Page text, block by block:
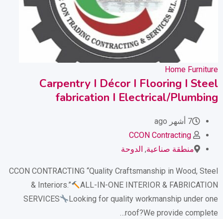
Home Furniture
Carpentry I Décor I Flooring I Steel
fabrication I Electrical/Plumbing
7 أشهر ago
CCON Contracting
منطقة صناعية, الدوحة
CCON CONTRACTING “Quality Craftsmanship in Wood, Steel
& Interiors.”
ALL-IN-ONE INTERIOR & FABRICATION
SERVICES
Looking for quality workmanship under one
roof?We provide complete…